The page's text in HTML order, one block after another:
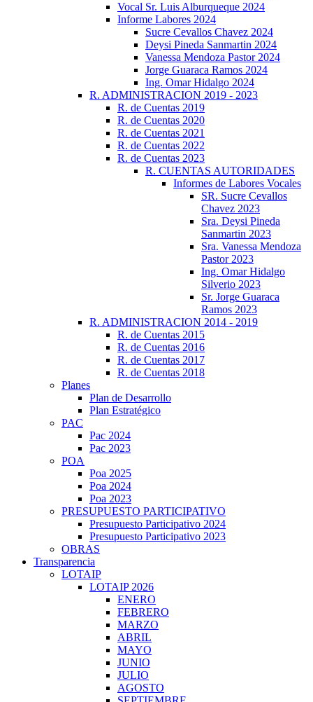
Vocal Sr. Luis Alburqueque 2024
Informe Labores 2024
Sucre Cevallos Chavez 2024
Deysi Pineda Sanmartin 2024
Vanessa Mendoza Pastor 2024
Jorge Guaraca Ramos 2024
Ing. Omar Hidalgo 2024
R. ADMINISTRACION 2019 - 2023
R. de Cuentas 2019
R. de Cuentas 2020
R. de Cuentas 2021
R. de Cuentas 2022
R. de Cuentas 2023
R. CUENTAS AUTORIDADES
Informes de Labores Vocales
SR. Sucre Cevallos
Chavez 2023
Sra. Deysi Pineda
Sanmartin 2023
Sra. Vanessa Mendoza
Pastor 2023
Ing. Omar Hidalgo
Silverio 2023
Sr. Jorge Guaraca
Ramos 2023
R. ADMINISTRACION 2014 - 2019
R. de Cuentas 2015
R. de Cuentas 2016
R. de Cuentas 2017
R. de Cuentas 2018
Planes
Plan de Desarrollo
Plan Estratégico
PAC
Pac 2024
Pac 2023
POA
Poa 2025
Poa 2024
Poa 2023
PRESUPUESTO PARTICIPATIVO
Presupuesto Participativo 2024
Presupuesto Participativo 2023
OBRAS
Transparencia
LOTAIP
LOTAIP 2026
ENERO
FEBRERO
MARZO
ABRIL
MAYO
JUNIO
JULIO
AGOSTO